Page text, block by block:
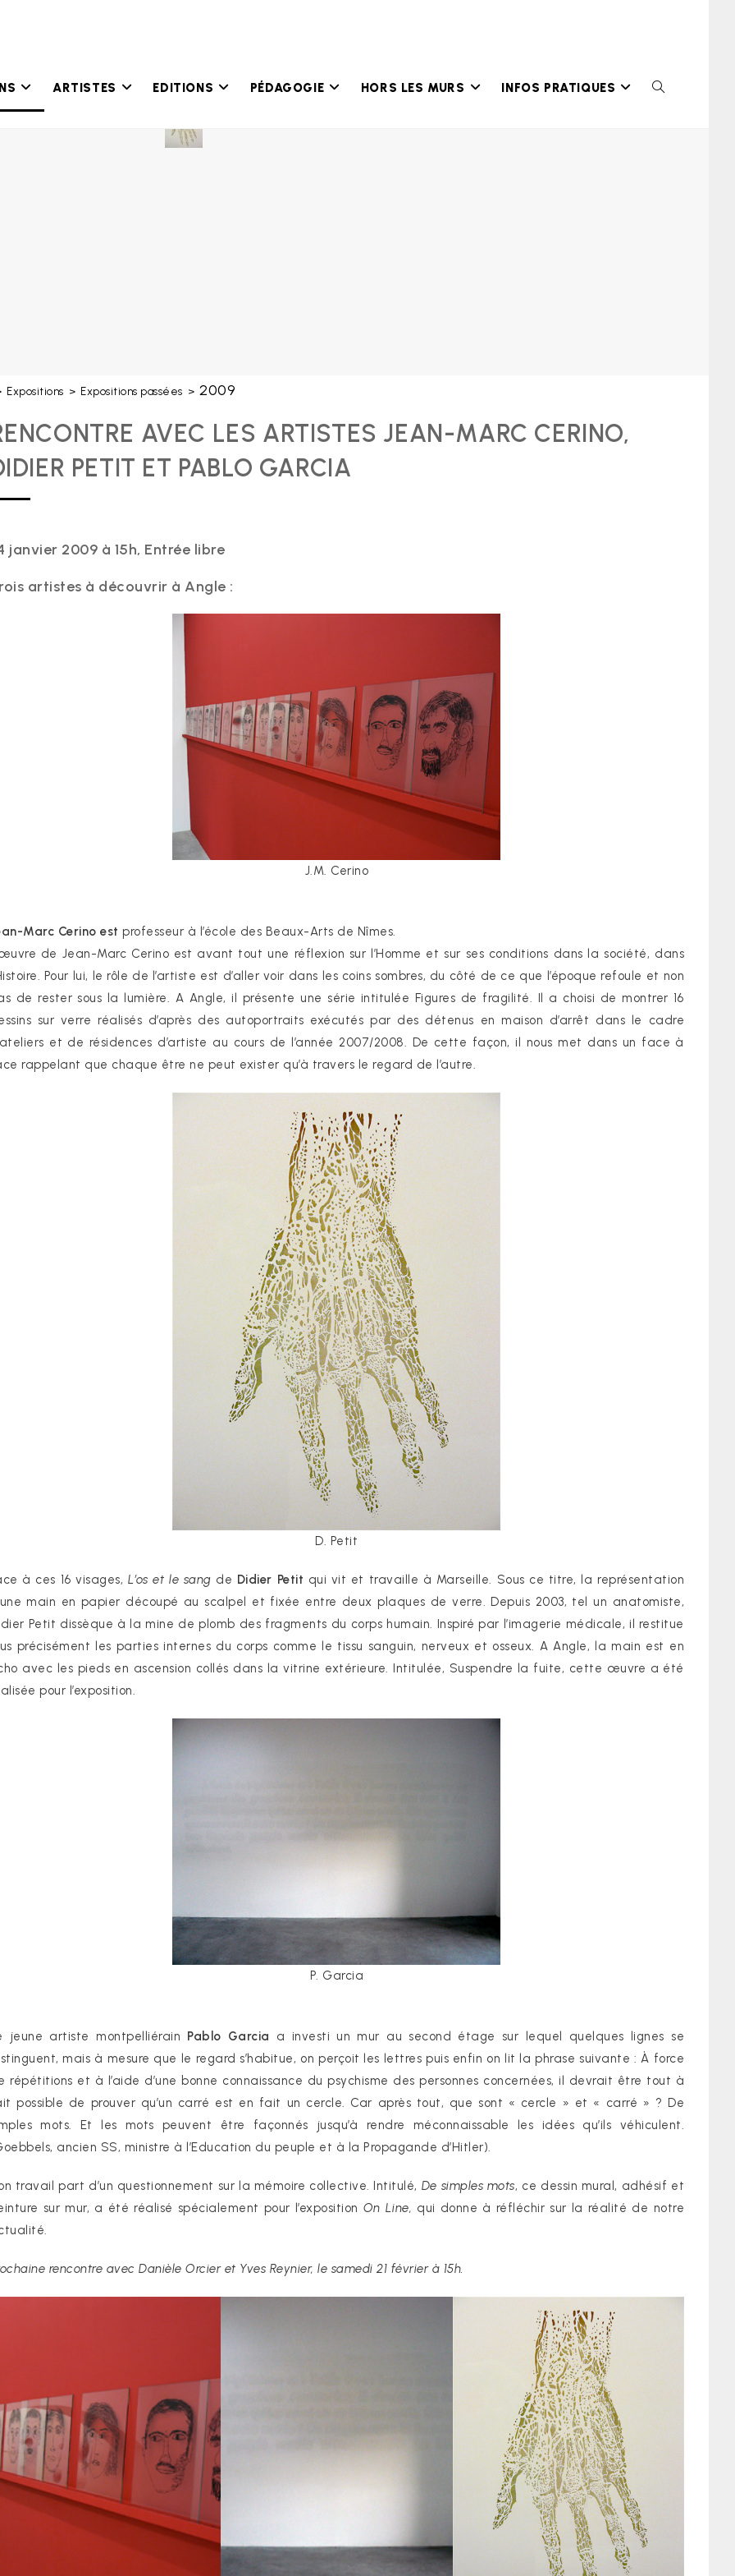
ARTISTES EDITIONS PÉDAGOGIE HORS LES MURS INFOS PRATIQUES TOGGLE
Expositions > Expositions passées > 2009
AVEC LES ARTISTES JEAN-MARC CERINO,
PETIT ET PABLO GARCIA
janvier 2009 à 15h, Entrée libre
artistes à découvrir à Angle :
J.M. Cerino
Marc Cerino est professeur à l’école des Beaux-Arts de Nîmes.
de Jean-Marc Cerino est avant tout une réflexion sur l’Homme et sur ses conditions dans la société, dans
Pour lui, le rôle de l’artiste est d’aller voir dans les coins sombres, du côté de ce que l’époque refoule et non
de rester sous la lumière. A Angle, il présente une série intitulée Figures de fragilité. Il a choisi de montrer 16
sur verre réalisés d’après des autoportraits exécutés par des détenus en maison d’arrêt dans le cadre
et de résidences d’artiste au cours de l’année 2007/2008. De cette façon, il nous met dans un face à
rappelant que chaque être ne peut exister qu’à travers le regard de l’autre.
D. Petit
à ces 16 visages, L’os et le sang de Didier Petit qui vit et travaille à Marseille. Sous ce titre, la représentation
main en papier découpé au scalpel et fixée entre deux plaques de verre. Depuis 2003, tel un anatomiste,
Petit dissèque à la mine de plomb des fragments du corps humain. Inspiré par l’imagerie médicale, il restitue
précisément les parties internes du corps comme le tissu sanguin, nerveux et osseux. A Angle, la main est en
avec les pieds en ascension collés dans la vitrine extérieure. Intitulée, Suspendre la fuite, cette œuvre a été
pour l’exposition.
P. Garcia
jeune artiste montpelliérain Pablo Garcia
a investi un mur au second étage sur lequel quelques lignes se
mais à mesure que le regard s’habitue, on perçoit les lettres puis enfin on lit la phrase suivante : À force
répétitions et à l’aide d’une bonne connaissance du psychisme des personnes concernées, il devrait être tout à
possible de prouver qu’un carré est en fait un cercle. Car après tout, que sont « cercle » et « carré » ? De
mots. Et les mots peuvent être façonnés jusqu’à rendre méconnaissable les idées qu’ils véhiculent.
ancien SS, ministre à l’Education du peuple et à la Propagande d’Hitler).
travail part d’un questionnement sur la mémoire collective. Intitulé, De simples mots, ce dessin mural, adhésif et
sur mur, a été réalisé spécialement pour l’exposition On Line, qui donne à réfléchir sur la réalité de notre
rencontre avec Danièle Orcier et Yves Reynier, le samedi 21 février à 15h.